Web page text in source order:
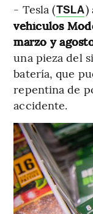
- Tesla (TSLA)
vehículos
marzo y
una pieza del
batería, que
repentina de
accidente.